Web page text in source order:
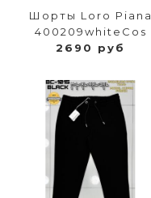
Шорты Loro Piana
400209whiteCos
2690 руб